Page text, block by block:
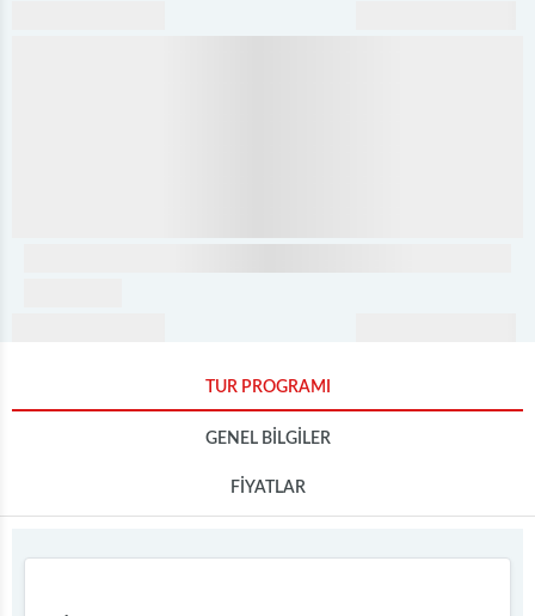
TUR PROGRAMI
GENEL BİLGİLER
FİYATLAR